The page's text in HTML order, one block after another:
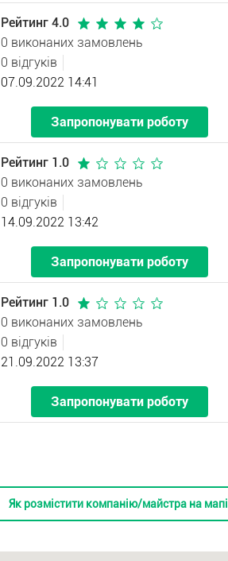
Рейтинг 4.0
0 виконаних замовлень
0 відгуків
07.09.2022 14:41
Запропонувати роботу
Рейтинг 1.0
0 виконаних замовлень
0 відгуків
14.09.2022 13:42
Запропонувати роботу
Рейтинг 1.0
0 виконаних замовлень
0 відгуків
21.09.2022 13:37
Запропонувати роботу
Як розмістити компанію/майстра на мапі